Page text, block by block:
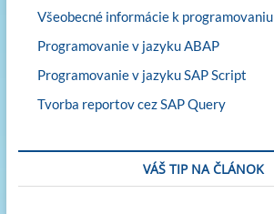
Všeobecné informácie k programovaniu
Programovanie v jazyku ABAP
Programovanie v jazyku SAP Script
Tvorba reportov cez SAP Query
VÁŠ TIP NA ČLÁNOK